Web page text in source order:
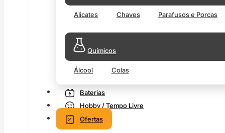
Alicates Chaves Parafusos e Porcas
Químicos
Álcool Colas
Baterias
Hobby / Tempo Livre
Ofertas